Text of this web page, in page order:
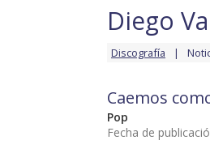
Diego
Discografía
Caemos
Pop
Fecha de